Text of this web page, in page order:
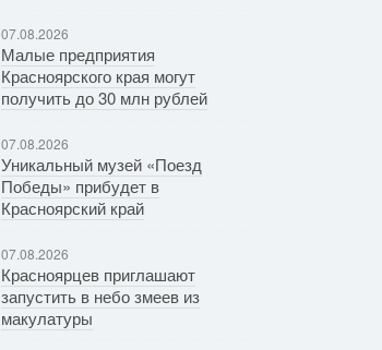
07.08.2026
Малые предприятия
Красноярского края могут
получить до 30 млн рублей
07.08.2026
Уникальный музей «Поезд
Победы» прибудет в
Красноярский край
07.08.2026
Красноярцев приглашают
запустить в небо змеев из
макулатуры